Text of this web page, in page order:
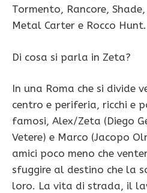
Tormento, Rancore,
Metal Carter e Rocco Hunt.
Di cosa si parla in Zeta?
In una Roma che si divide
centro e periferia, ricchi e
famosi, Alex/Zeta (Diego
Vetere) e Marco (Jacopo
amici poco meno che
sfuggire al destino che la
loro. La vita di strada, il